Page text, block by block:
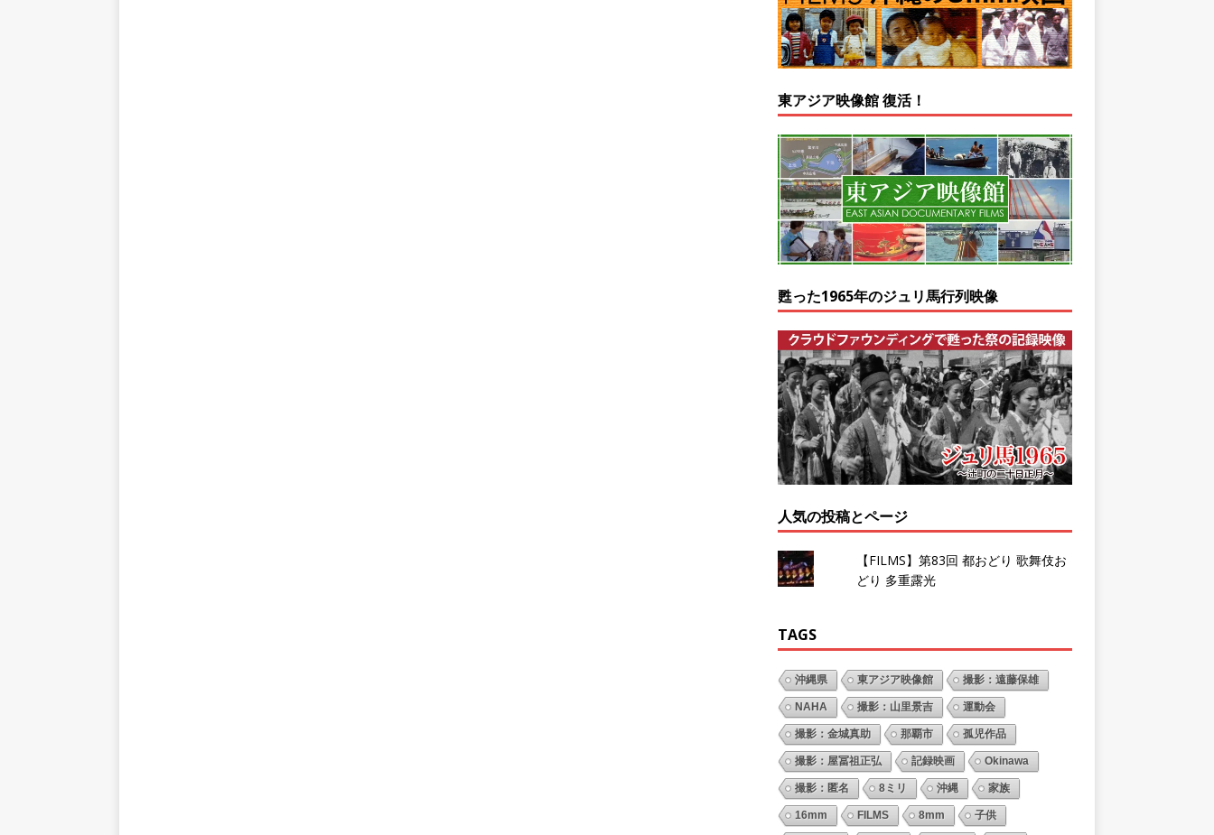
東アジア映像館 復活！
甦った1965年のジュリ馬行列映像
人気の投稿とページ
【FILMS】第83回 都おどり 歌舞伎お
どり 多重露光
TAGS
沖縄県 東アジア映像館 撮影：遠藤保雄
NAHA 撮影：山里景吉 運動会
撮影：金城真助 那覇市 孤児作品
撮影：屋冨祖正弘 記録映画 Okinawa
撮影：匿名 8ミリ 沖縄 家族
16mm FILMS 8mm 子供